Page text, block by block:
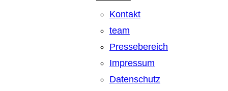
Kontakt
team
Pressebereich
Impressum
Datenschutz